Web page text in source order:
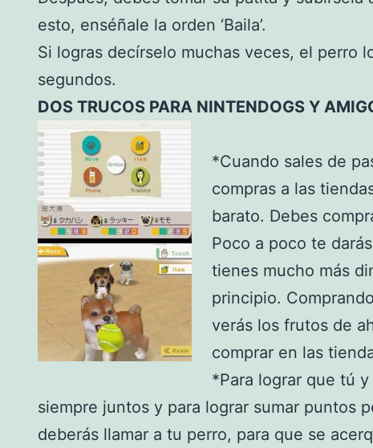
esto, enséñale la orden ‘Baila’.
Si logras decírselo muchas veces, el perro
segundos.
DOS TRUCOS PARA NINTENDOGS Y
*Cuando sales de
compras a las
barato. Debes
Poco a poco te
tienes mucho más
principio.
verás los frutos de
comprar en las
*Para lograr que tú
siempre juntos y para lograr sumar puntos
deberás llamar a tu perro, para que se